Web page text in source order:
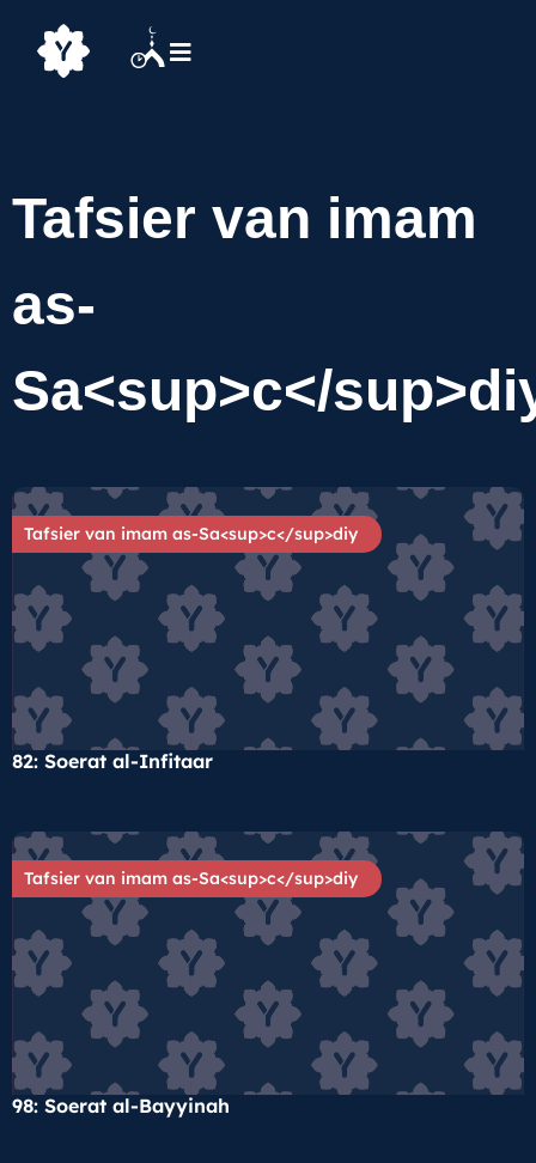
Tafsier van imam
as-
Sa<sup>c</
Tafsier van imam as-Sa<sup>c</sup>diy
82: Soerat al-Infitaar
Tafsier van imam as-Sa<sup>c</sup>diy
98: Soerat al-Bayyinah